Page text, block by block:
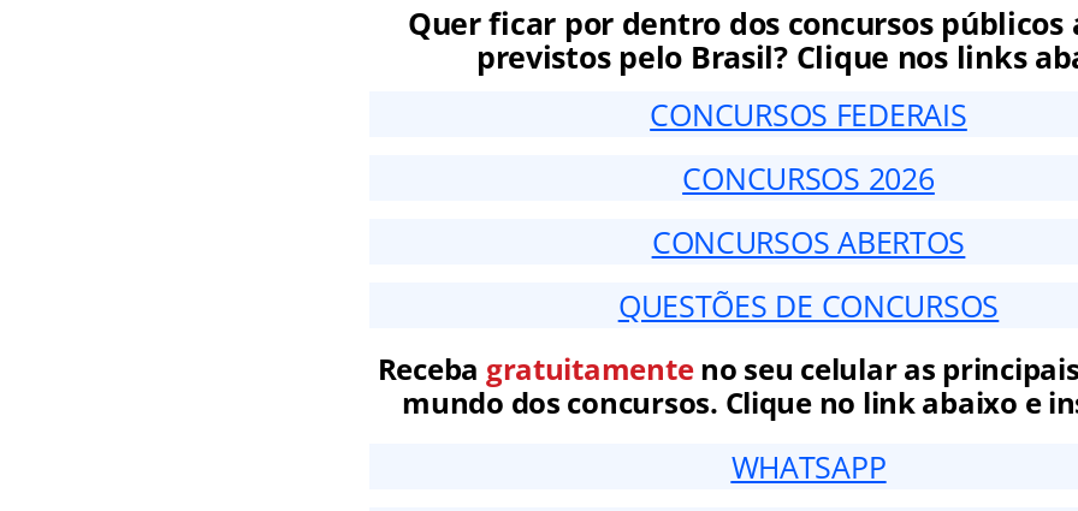
Quer ficar por dentro dos concursos públicos
previstos pelo Brasil? Clique nos links
CONCURSOS FEDERAIS
CONCURSOS 2026
CONCURSOS ABERTOS
QUESTÕES DE CONCURSOS
Receba gratuitamenteno seu celular as
mundo dos concursos. Clique no link abaixo e
WHATSAPP